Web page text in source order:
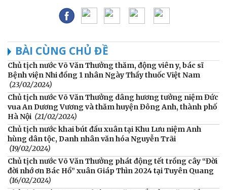
BÀI CÙNG CHỦ ĐỀ
Chủ tịch nước Võ Văn Thưởng thăm, động viên y, bác sĩ
Bệnh viện Nhi đồng 1 nhân Ngày Thầy thuốc Việt Nam
(23/02/2024)
Chủ tịch nước Võ Văn Thưởng dâng hương tưởng niệm Đức
vua An Dương Vương và thăm huyện Đông Anh, thành phố
Hà Nội (21/02/2024)
Chủ tịch nước khai bút đầu xuân tại Khu Lưu niệm Anh
hùng dân tộc, Danh nhân văn hóa Nguyễn Trãi
(19/02/2024)
Chủ tịch nước Võ Văn Thưởng phát động tết trồng cây “Đời
đời nhớ ơn Bác Hồ” xuân Giáp Thìn 2024 tại Tuyên Quang
(16/02/2024)